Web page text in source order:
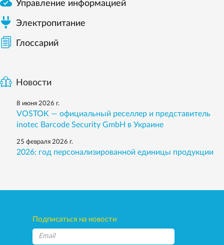
Управление информацией
Электропитание
Глоссарий
Новости
8 июня 2026 г.
VOSTOK — официальный реселлер и представитель
inotec Barcode Security GmbH в Украине
25 февраля 2026 г.
2026: год персонализированной единицы продукции
Подписаться на новости